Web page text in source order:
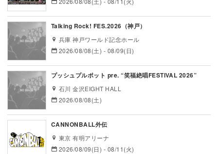
Talking Rock! FES.2026（神戸）
兵庫 神戸ワールド記念ホール
2026/08/08(土) - 08/09(日)
プッシュプルポット pre. “笑福絶唱FESTIVAL 2026”
石川 金沢EIGHT HALL
2026/08/08(土)
CANNONBALL外伝
東京 有明アリーナ
2026/08/09(日) - 08/11(火)